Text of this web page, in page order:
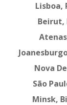
Lisboa,
Beirut,
Nova
São
Minsk,